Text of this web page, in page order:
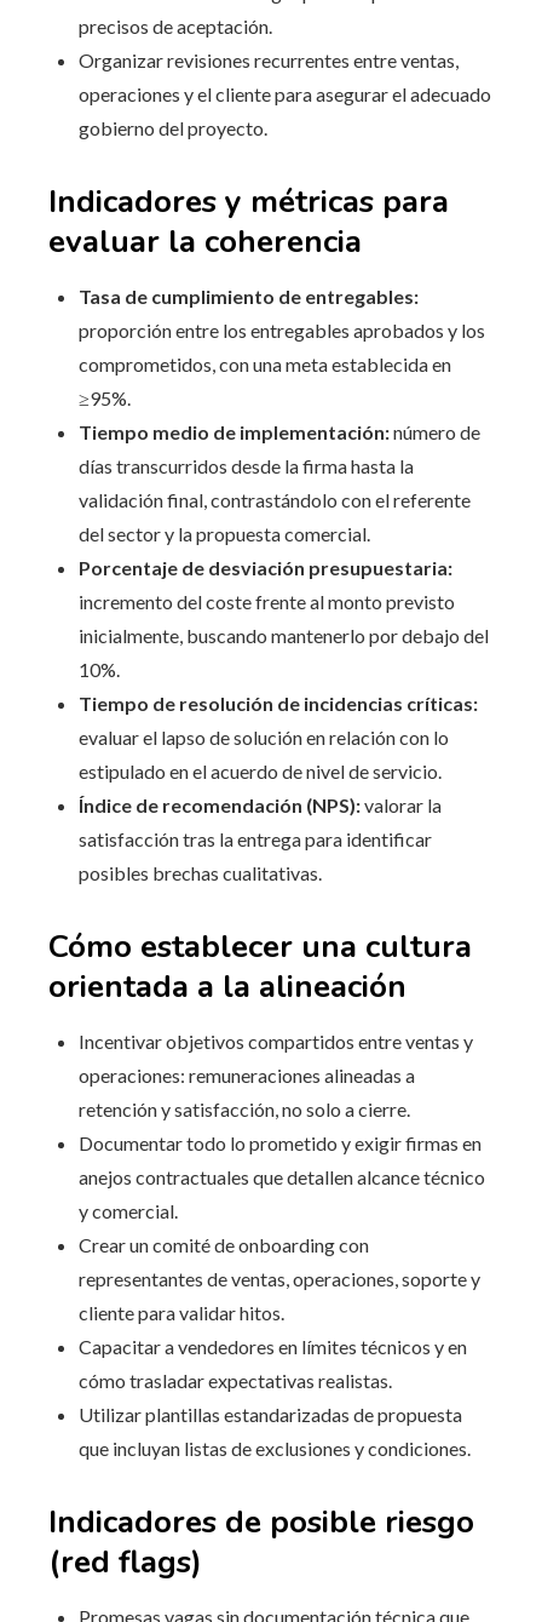
precisos de aceptación.
Organizar revisiones recurrentes entre ventas,
operaciones y el cliente para asegurar el adecuado
gobierno del proyecto.
Indicadores y métricas para
evaluar la coherencia
Tasa de cumplimiento de entregables:
proporción entre los entregables aprobados y los
comprometidos, con una meta establecida en
≥95%.
Tiempo medio de implementación:número de
días transcurridos desde la firma hasta la
validación final, contrastándolo con el referente
del sector y la propuesta comercial.
Porcentaje de desviación presupuestaria:
incremento del coste frente al monto previsto
inicialmente, buscando mantenerlo por debajo del
10%.
Tiempo de resolución de incidencias críticas:
evaluar el lapso de solución en relación con lo
estipulado en el acuerdo de nivel de servicio.
Índice de recomendación (NPS):valorar la
satisfacción tras la entrega para identificar
posibles brechas cualitativas.
Cómo establecer una cultura
orientada a la alineación
Incentivar objetivos compartidos entre ventas y
operaciones: remuneraciones alineadas a
retención y satisfacción, no solo a cierre.
Documentar todo lo prometido y exigir firmas en
anejos contractuales que detallen alcance técnico
y comercial.
Crear un comité de onboarding con
representantes de ventas, operaciones, soporte y
cliente para validar hitos.
Capacitar a vendedores en límites técnicos y en
cómo trasladar expectativas realistas.
Utilizar plantillas estandarizadas de propuesta
que incluyan listas de exclusiones y condiciones.
Indicadores de posible riesgo
(red flags)
Promesas vagas sin documentación técnica que